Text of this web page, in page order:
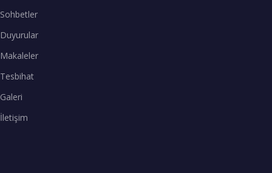
Sohbetler
Duyurular
Makaleler
Tesbihat
Galeri
İletişim